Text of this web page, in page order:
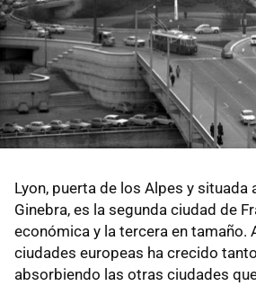
Lyon, puerta de los Alpes y situada
Ginebra, es la segunda ciudad de
económica y la tercera en tamaño.
ciudades europeas ha crecido
absorbiendo las otras ciudades